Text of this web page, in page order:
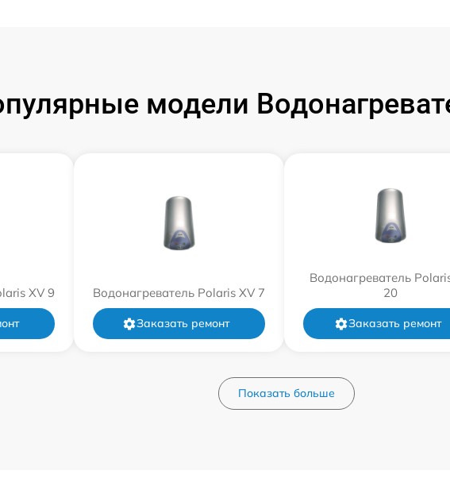
модели
XV 9 Водонагреватель Polaris XV 7
Заказать ремонт
Водонагреватель
20
Заказать ремонт
Показать больше